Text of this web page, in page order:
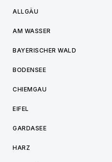
ALLGÄU
AM WASSER
BAYERISCHER WALD
BODENSEE
CHIEMGAU
EIFEL
GARDASEE
HARZ